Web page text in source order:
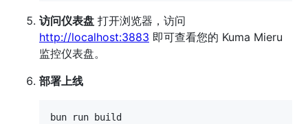
访问仪表盘 打开浏览器，访问
http://localhost:3883 即可查看您的 Kuma Mieru
监控仪表盘。
部署上线
bun run build